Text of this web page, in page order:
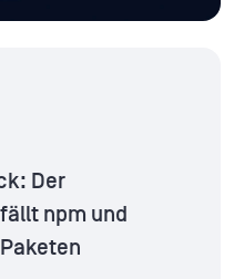
Der
npm und